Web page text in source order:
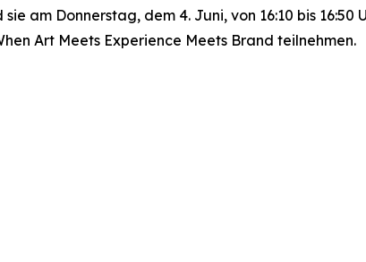
am Donnerstag, dem 4. Juni, von 16:10 bis
Art Meets Experience Meets Brand teilnehmen.